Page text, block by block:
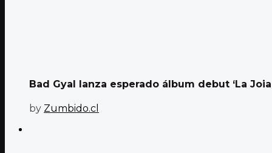
Bad Gyal lanza esperado álbum debut ‘La
by Zumbido.cl